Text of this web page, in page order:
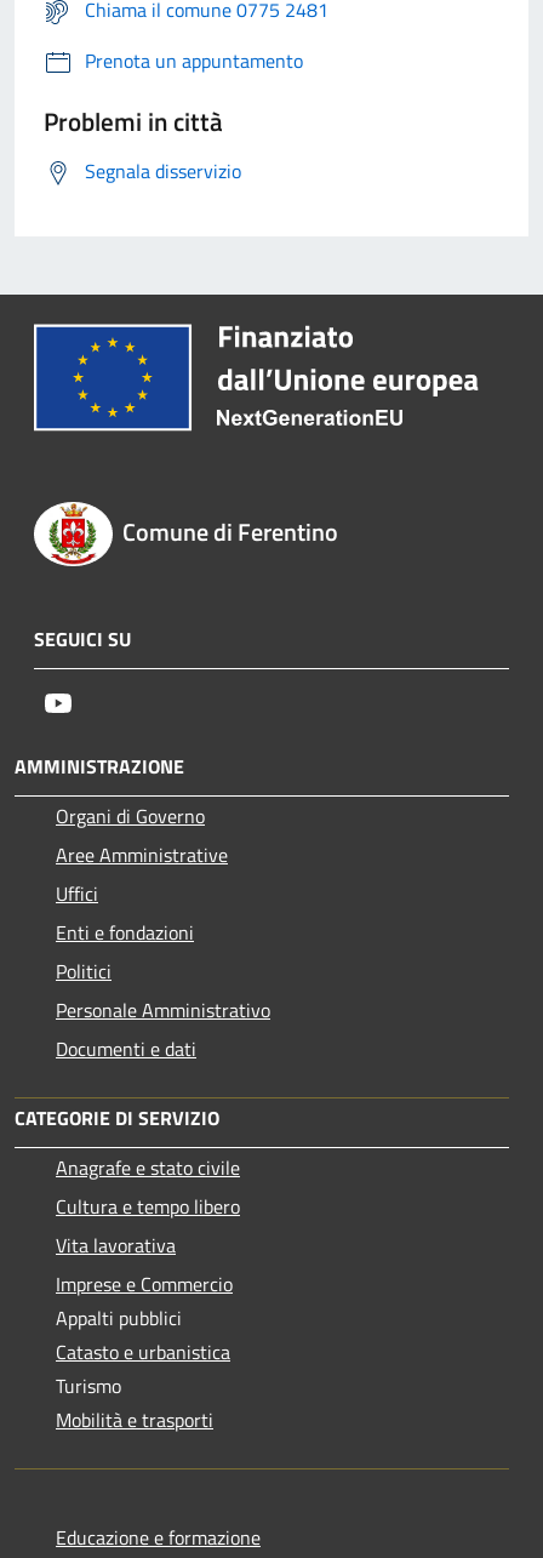
Chiama il comune 0775 2481
Prenota un appuntamento
Problemi in città
Segnala disservizio
Comune di Ferentino
SEGUICI SU
AMMINISTRAZIONE
Organi di Governo
Aree Amministrative
Uffici
Enti e fondazioni
Politici
Personale Amministrativo
Documenti e dati
CATEGORIE DI SERVIZIO
Anagrafe e stato civile
Cultura e tempo libero
Vita lavorativa
Imprese e Commercio
Appalti pubblici
Catasto e urbanistica
Turismo
Mobilità e trasporti
Educazione e formazione